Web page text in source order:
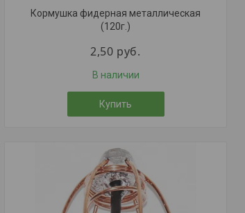
Кормушка фидерная металлическая
(120г.)
2,50 руб.
В наличии
Купить